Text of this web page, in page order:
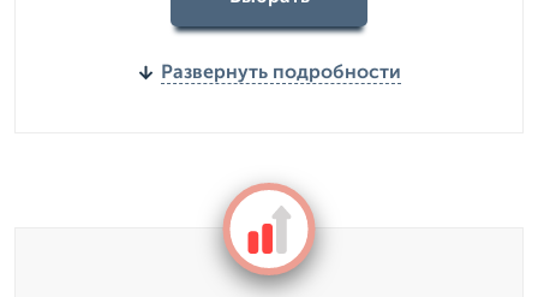
Развернуть подробности